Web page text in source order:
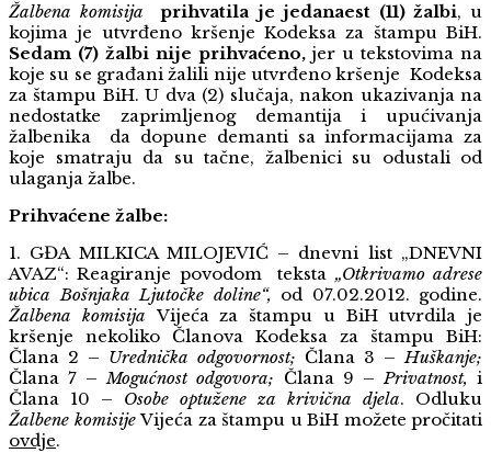
Žalbena komisija
prihvatila je jedanaest (11) žalbi, u
kojima je utvrđeno kršenje Kodeksa za štampu BiH.
Sedam (7) žalbi nije prihvaćeno,jer u tekstovima na
koje su se građani žalili nije utvrđeno kršenje Kodeksa
za štampu BiH. U dva (2) slučaja, nakon ukazivanja na
nedostatke zaprimljenog demantija i upućivanja
žalbenika da dopune demanti sa informacijama za
koje smatraju da su tačne, žalbenici su odustali od
ulaganja žalbe.
Prihvaćene žalbe:
1. GĐA MILKICA MILOJEVIĆ – dnevni list „DNEVNI
AVAZ“: Reagiranje povodom teksta „Otkrivamo adrese
ubica Bošnjaka Ljutočke doline“, od 07.02.2012. godine.
Žalbena komisijaVijeća za štampu u BiH utvrdila je
kršenje nekoliko Članova Kodeksa za štampu BiH:
Člana 2 – Urednička odgovornost; Člana 3 –Huškanje;
Člana 7 –Mogućnost odgovora; Člana 9 –Privatnost,i
Člana 10 – Osobe optužene za krivična djela. Odluku
Žalbene komisijeVijeća za štampu u BiH možete pročitati
ovdje.